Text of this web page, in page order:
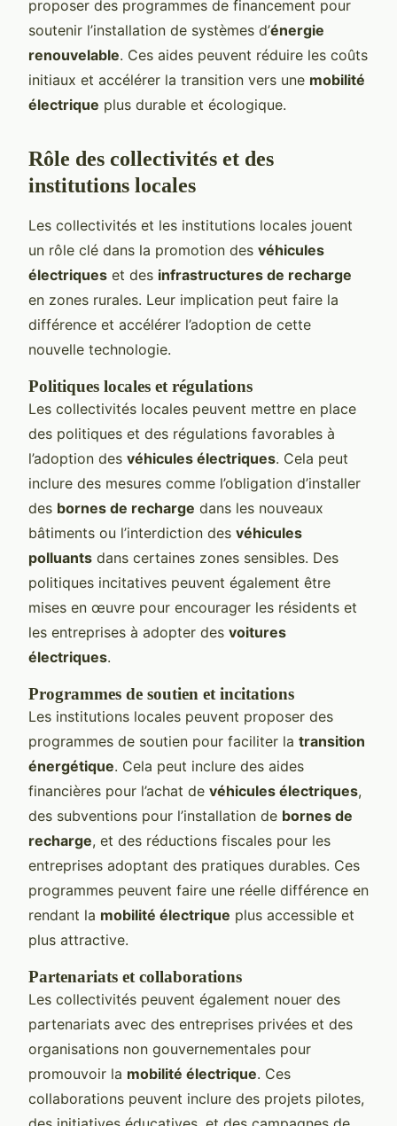
proposer des programmes de financement pour
soutenir l’installation de systèmes d’énergie
renouvelable. Ces aides peuvent réduire les coûts
initiaux et accélérer la transition vers une mobilité
électrique plus durable et écologique.
Rôle des collectivités et des
institutions locales
Les collectivités et les institutions locales jouent
un rôle clé dans la promotion des véhicules
électriques et des infrastructures de recharge
en zones rurales. Leur implication peut faire la
différence et accélérer l’adoption de cette
nouvelle technologie.
Politiques locales et régulations
Les collectivités locales peuvent mettre en place
des politiques et des régulations favorables à
l’adoption des véhicules électriques. Cela peut
inclure des mesures comme l’obligation d’installer
des bornes de recharge dans les nouveaux
bâtiments ou l’interdiction des véhicules
polluants dans certaines zones sensibles. Des
politiques incitatives peuvent également être
mises en œuvre pour encourager les résidents et
les entreprises à adopter des voitures
électriques.
Programmes de soutien et incitations
Les institutions locales peuvent proposer des
programmes de soutien pour faciliter la transition
énergétique. Cela peut inclure des aides
financières pour l’achat de véhicules électriques,
des subventions pour l’installation de bornes de
recharge, et des réductions fiscales pour les
entreprises adoptant des pratiques durables. Ces
programmes peuvent faire une réelle différence en
rendant la mobilité électrique plus accessible et
plus attractive.
Partenariats et collaborations
Les collectivités peuvent également nouer des
partenariats avec des entreprises privées et des
organisations non gouvernementales pour
promouvoir la mobilité électrique. Ces
collaborations peuvent inclure des projets pilotes,